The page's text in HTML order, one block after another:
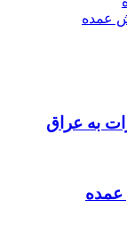
به عراق
عمده